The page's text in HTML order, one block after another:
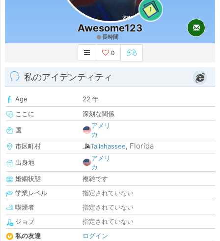
1
Awesome123
長時間
0
私のアイデンティティ
Age
22 年
ここに
深刻な関係
国
アメリ
カ
市区町村
Tallahassee, Florida
出身地
アメリ
カ
婚姻状態
複雑です
学業レベル
指定されていない
喫煙者
指定されていない
ジョブ
指定されていない
私の友達
ログイン